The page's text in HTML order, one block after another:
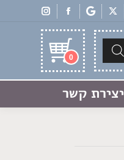
Products
search
0
יצירת קשר